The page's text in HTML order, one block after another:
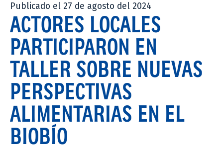
Publicado el 27 de agosto del 2024
ACTORES LOCALES
PARTICIPARON EN
TALLER SOBRE NUEVAS
PERSPECTIVAS
ALIMENTARIAS EN EL
BIOBÍO